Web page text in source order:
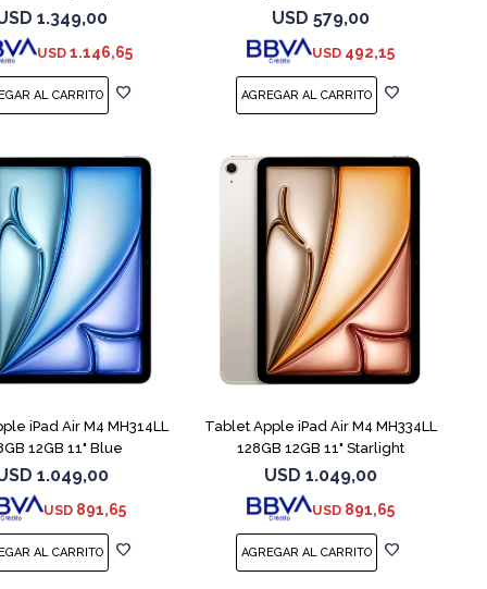
1.349,00
USD 1.146,65
USD 579,00
USD 492,15
iPad Air M4 MH314LL
12GB 11" Blue
1.049,00
USD 891,65
Tablet Apple iPad Air M4 MH334LL
128GB 12GB 11" Starlight
USD 1.049,00
USD 891,65